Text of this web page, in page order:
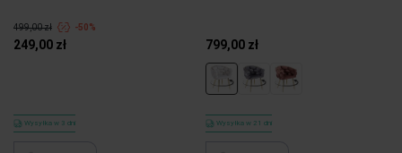
499,00 zł -50%
249,00 zł
Wysyłka w 3 dni
799,00 zł
Wysyłka w 21 dni